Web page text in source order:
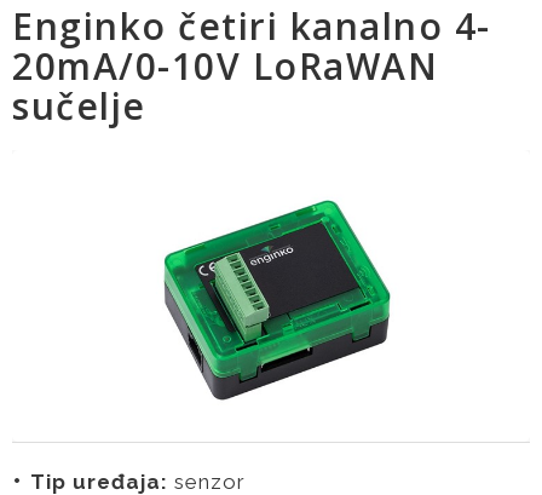
Enginko četiri kanalno 4-
20mA/0-10V LoRaWAN
sučelje
Tip uređaja: senzor